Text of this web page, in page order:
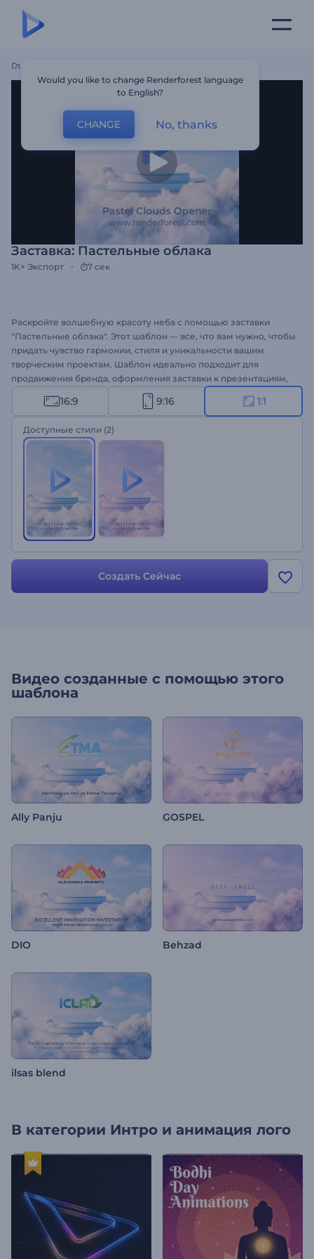
Главная
Заставка: Пастельные облака
1K+ Экспорт 7 сек
Раскройте волшебную красоту неба с помощью заставки
"Пастельные облака". Этот шаблон — все, что вам нужно, чтобы
придать чувство гармонии, стиля и уникальности вашим
творческим проектам. Шаблон идеально подходит для
продвижения бренда, оформления заставки к презентациям,
интро для каналов, рекламных роликов для ТВ и многого
другого. Просто загрузите свой логотип, введите
запоминающийся слоган и через минуту вы сможете
насладиться профессиональной видеоанимацией.
16:9 9:16 1:1
Доступные стили (2)
Создать Сейчас
Видео созданные с помощью этого
шаблона
Ally Panju GOSPEL
DIO Behzad
ilsas blend
В категории Интро и анимация лого
Would you like to change Renderforest language
to English?
CHANGE No, thanks